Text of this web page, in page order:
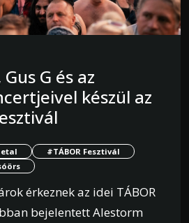
G és az
készül az
#TÁBOR Fesztivál
érkeznek az idei TÁBOR
bejelentett Alestorm